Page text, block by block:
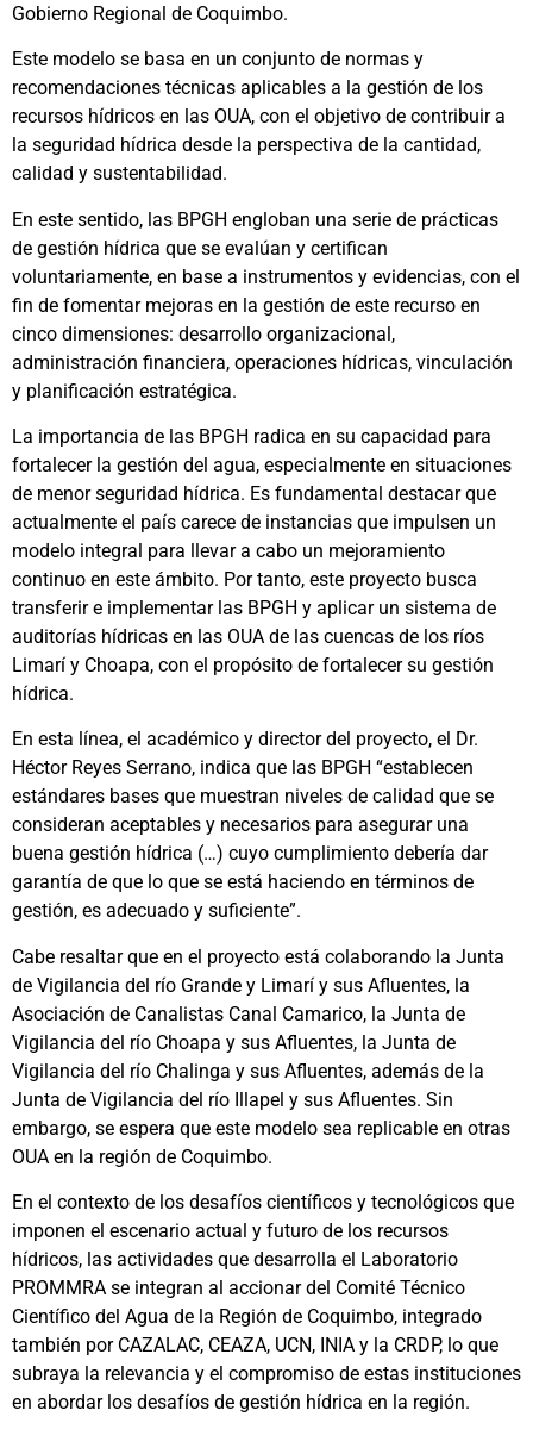
Gobierno Regional de Coquimbo.
Este modelo se basa en un conjunto de normas y
recomendaciones técnicas aplicables a la gestión de los
recursos hídricos en las OUA, con el objetivo de contribuir a
la seguridad hídrica desde la perspectiva de la cantidad,
calidad y sustentabilidad.
En este sentido, las BPGH engloban una serie de prácticas
de gestión hídrica que se evalúan y certifican
voluntariamente, en base a instrumentos y evidencias, con el
fin de fomentar mejoras en la gestión de este recurso en
cinco dimensiones: desarrollo organizacional,
administración financiera, operaciones hídricas, vinculación
y planificación estratégica.
La importancia de las BPGH radica en su capacidad para
fortalecer la gestión del agua, especialmente en situaciones
de menor seguridad hídrica. Es fundamental destacar que
actualmente el país carece de instancias que impulsen un
modelo integral para llevar a cabo un mejoramiento
continuo en este ámbito. Por tanto, este proyecto busca
transferir e implementar las BPGH y aplicar un sistema de
auditorías hídricas en las OUA de las cuencas de los ríos
Limarí y Choapa, con el propósito de fortalecer su gestión
hídrica.
En esta línea, el académico y director del proyecto, el Dr.
Héctor Reyes Serrano, indica que las BPGH “establecen
estándares bases que muestran niveles de calidad que se
consideran aceptables y necesarios para asegurar una
buena gestión hídrica (…) cuyo cumplimiento debería dar
garantía de que lo que se está haciendo en términos de
gestión, es adecuado y suficiente”.
Cabe resaltar que en el proyecto está colaborando la Junta
de Vigilancia del río Grande y Limarí y sus Afluentes, la
Asociación de Canalistas Canal Camarico, la Junta de
Vigilancia del río Choapa y sus Afluentes, la Junta de
Vigilancia del río Chalinga y sus Afluentes, además de la
Junta de Vigilancia del río Illapel y sus Afluentes. Sin
embargo, se espera que este modelo sea replicable en otras
OUA en la región de Coquimbo.
En el contexto de los desafíos científicos y tecnológicos que
imponen el escenario actual y futuro de los recursos
hídricos, las actividades que desarrolla el Laboratorio
PROMMRA se integran al accionar del Comité Técnico
Científico del Agua de la Región de Coquimbo, integrado
también por CAZALAC, CEAZA, UCN, INIA y la CRDP, lo que
subraya la relevancia y el compromiso de estas instituciones
en abordar los desafíos de gestión hídrica en la región.